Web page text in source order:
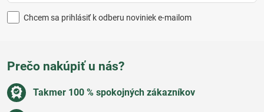
Chcem sa prihlásiť k odberu noviniek e-mailom
Prečo nakúpiť u nás?
Takmer 100 % spokojných zákazníkov